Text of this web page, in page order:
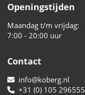
Openingstijden
Maandag t/m vrijdag:
7:00 - 20:00 uur
Contact
info@koberg.nl
+31 (0) 105 296555